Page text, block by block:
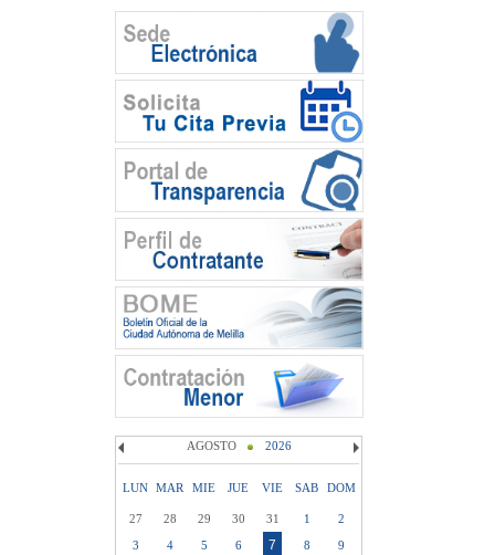
AGOSTO 2026
LUN MAR MIE JUE VIE SAB DOM
27 28 29 30 31 1
2
3
4 5 6 7 8
9